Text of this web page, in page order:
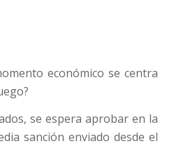
económico se centra
se espera aprobar en la
sanción enviado desde el